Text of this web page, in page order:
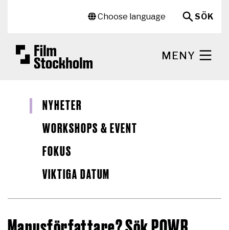
Choose language
SÖK
MENY
NYHETER
WORKSHOPS & EVENT
FOKUS
VIKTIGA DATUM